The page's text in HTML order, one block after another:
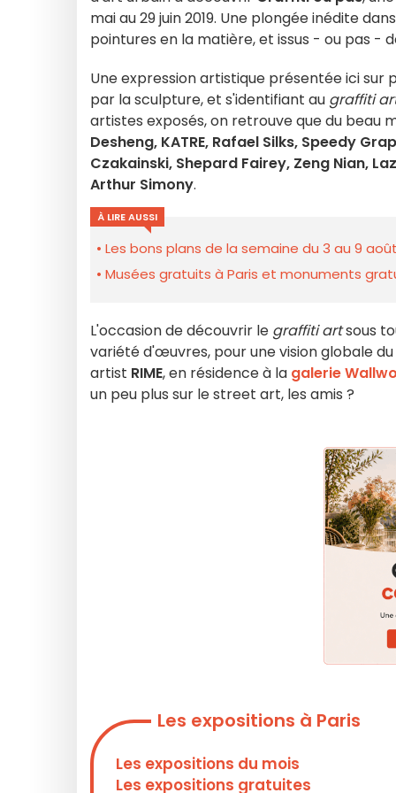
mai au 29 juin 2019. Une plongée inédite
pointures en la matière, et issus - ou pas -
Une expression artistique présentée ici sur
par la sculpture, et s'identifiant au graffiti
artistes exposés, on retrouve que du beau
Desheng, KATRE, Rafael Silks, Speedy
Czakainski, Shepard Fairey, Zeng Nian,
Arthur Simony.
À LIRE AUSSI
Les bons plans de la semaine du 3 au 9
Musées gratuits à Paris et monuments
L'occasion de découvrir le graffiti artsous
variété d'œuvres, pour une vision globale
artist RIME, en résidence à la galerie
un peu plus sur le street art, les amis ?
Les expositions à Paris
Les expositions du mois
Les expositions gratuites